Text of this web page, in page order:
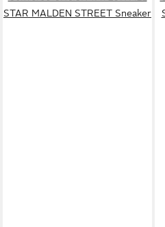
STAR MALDEN STREET Sneaker